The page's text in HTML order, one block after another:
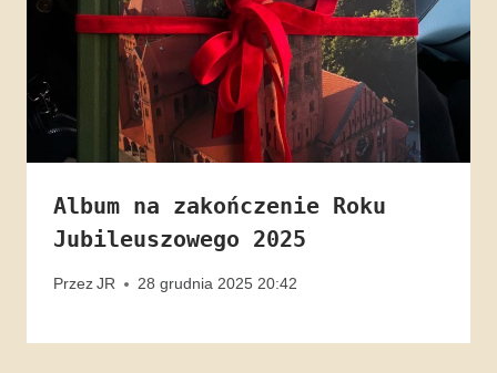
Album na zakończenie Roku
Jubileuszowego 2025
PrzezJR 28 grudnia 2025 20:42